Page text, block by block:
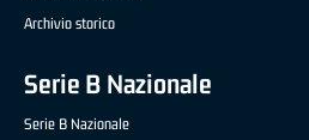
Archivio storico
Serie B Nazionale
Serie B Nazionale